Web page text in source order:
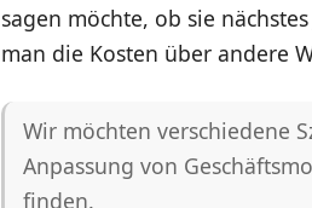
sagen möchte, ob sie
man die Kosten über andere
Wir möchten verschiedene
Anpassung von
finden.